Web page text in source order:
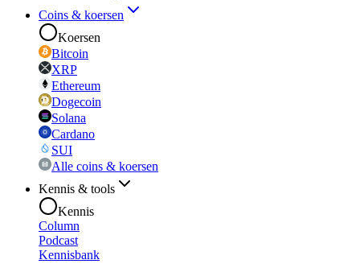
Coins & koersen
Koersen
Bitcoin
XRP
Ethereum
Dogecoin
Solana
Cardano
SUI
Alle coins & koersen
Kennis & tools
Kennis
Column
Podcast
Kennisbank